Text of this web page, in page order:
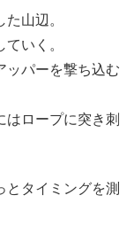
山辺。
いく。
ッパーを撃ち込む
はロープに突き刺
とタイミングを測